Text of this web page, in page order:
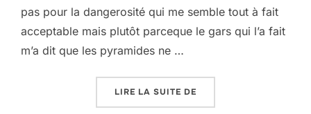
pas pour la dangerosité qui me semble tout à fait
acceptable mais plutôt parceque le gars qui l’a fait
m’a dit que les pyramides ne …
LIRE LA SUITE DE